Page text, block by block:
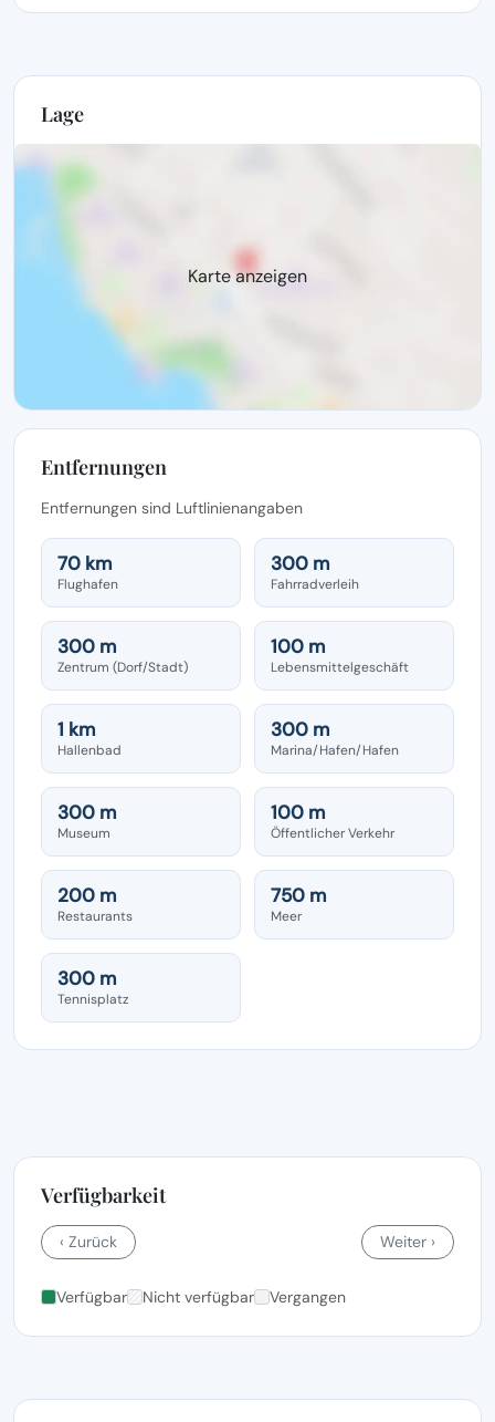
Lage
Karte anzeigen
Entfernungen
Entfernungen sind Luftlinienangaben
70 km
Flughafen
300 m
Fahrradverleih
300 m
Zentrum (Dorf/Stadt)
100 m
Lebensmittelgeschäft
1 km
Hallenbad
300 m
Marina/Hafen/Hafen
300 m
Museum
100 m
Öffentlicher Verkehr
200 m
Restaurants
750 m
Meer
300 m
Tennisplatz
Verfügbarkeit
‹ Zurück Weiter ›
Verfügbar Nicht verfügbar Vergangen